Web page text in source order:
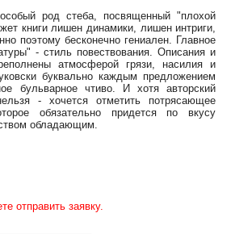
род стеба, посвященный "плохой
книги лишен динамики, лишен интриги,
поэтому бесконечно гениален. Главное
- стиль повествования. Описания и
атмосферой грязи, насилия и
буквально каждым предложением
бульварное чтиво. И хотя авторский
- хочется отметить потрясающее
обязательно придется по вкусу
обладающим.
отправить заявку.